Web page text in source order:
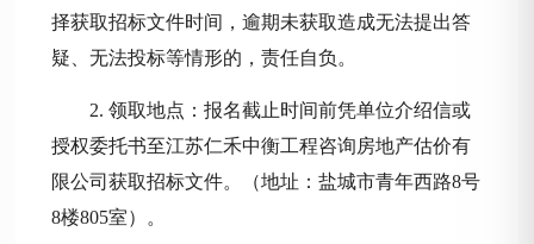
择获取招标文件时间，逾期未获取造成无法提出答
疑、无法投标等情形的，责任自负。
2. 领取地点：报名截止时间前凭单位介绍信或
授权委托书至江苏仁禾中衡工程咨询房地产估价有
限公司获取招标文件。（地址：盐城市青年西路8号
8楼805室）。